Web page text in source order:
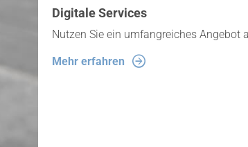
Digitale Services
Nutzen Sie ein umfangreiches Angebot
Mehr erfahren